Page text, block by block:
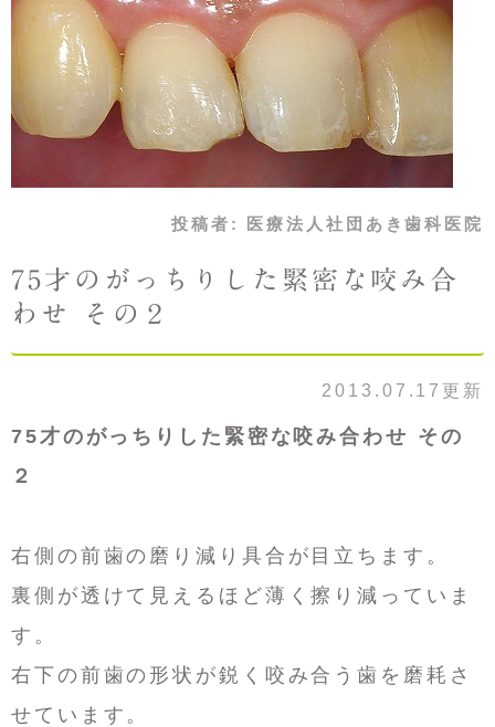
投稿者: 医療法人社団あき歯科医院
75才のがっちりした緊密な咬み合
わせ その２
2013.07.17更新
75才のがっちりした緊密な咬み合わせ その
２
右側の前歯の磨り減り具合が目立ちます。
裏側が透けて見えるほど薄く擦り減っていま
す。
右下の前歯の形状が鋭く咬み合う歯を磨耗さ
せています。